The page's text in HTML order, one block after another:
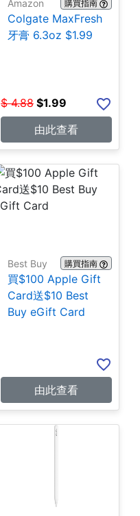
Amazon 購買指南
Colgate MaxFresh
牙膏 6.3oz $1.99
$ 4.88 $1.99
由此查看
Best Buy 購買指南
買$100 Apple Gift
Card送$10 Best
Buy eGift Card
由此查看